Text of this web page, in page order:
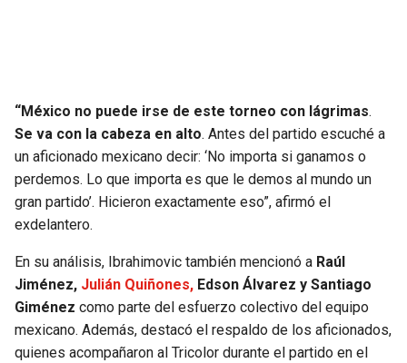
“México no puede irse de este torneo con lágrimas.
Se va con la cabeza en alto. Antes del partido escuché a
un aficionado mexicano decir: ‘No importa si ganamos o
perdemos. Lo que importa es que le demos al mundo un
gran partido’. Hicieron exactamente eso”, afirmó el
exdelantero.
En su análisis, Ibrahimovic también mencionó a Raúl
Jiménez, Julián Quiñones, Edson Álvarez y Santiago
Giménez como parte del esfuerzo colectivo del equipo
mexicano. Además, destacó el respaldo de los aficionados,
quienes acompañaron al Tricolor durante el partido en el